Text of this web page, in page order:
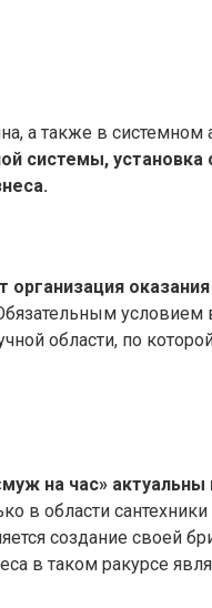
а также в
системы,
условием
области, по
на час»
в области
создание своей
в таком ракурсе